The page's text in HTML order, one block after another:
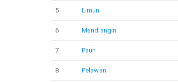
5 Limun
6 Mandiangin
7 Pauh
8 Pelawan